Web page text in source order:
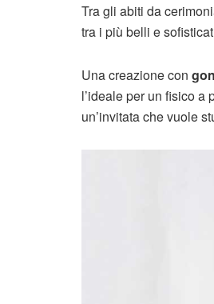
Tra gli abiti da
tra i più belli e
Una creazione con
l’ideale per un fisico a
un’invitata che vuole